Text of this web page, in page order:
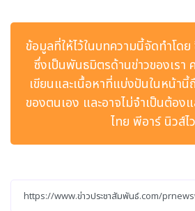
นผู้มีฐานะจำนวนมากแสวงหาการกระ
งประเทศมากกว่าที่เคย และภูมิภาคอ่
งที่ดำเนินอยู่กำลังทดสอบความแข็งแ
มมั่งคั่งแห่งใหม่ในภูมิภาค โดยเฉพา
(UAE) ซึ่งเป็นจุดหมายปลายทางอันดั
านของเศรษฐีตลอดสองปีที่ผ่านมา ส่
คล่องตัวในการย้ายถิ่นฐานระหว่างประ
ข้อมูลการค้นพบเหล่านี้เป็นส่วนหนึ่งข
ข้อมูลที่ให้ไว้ในบทความนี้จัดทำโด
ซึ่งเป็นพันธมิตรด้านข่าวของเรา
เขียนและเนื้อหาที่แบ่งปันในหน้านี้
ของตนเอง และอาจไม่จำเป็นต้อ
ไทย พีอาร์ นิวส์ไ